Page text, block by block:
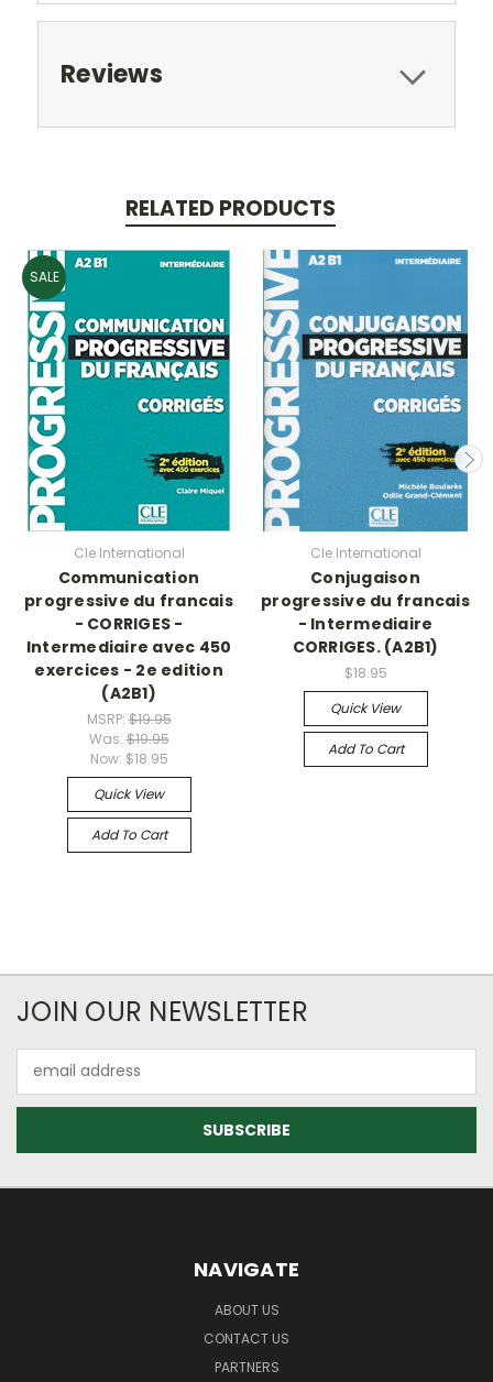
Reviews
RELATED PRODUCTS
SALE
Cle International
Communication
progressive du francais
- CORRIGES -
Intermediaire avec 450
exercices - 2e edition
(A2B1)
MSRP:$19.95
Was:$19.95
Now: $18.95
Quick View
Add To Cart
Cle International
Conjugaison
progressive du francais
- Intermediaire
CORRIGES. (A2B1)
$18.95
Quick View
Add To Cart
JOIN OUR NEWSLETTER
Address
NAVIGATE
ABOUT US
CONTACT US
PARTNERS